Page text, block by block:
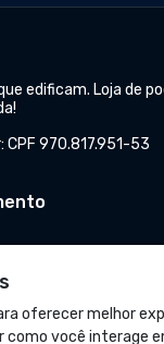
oferecer melhor
como você interage